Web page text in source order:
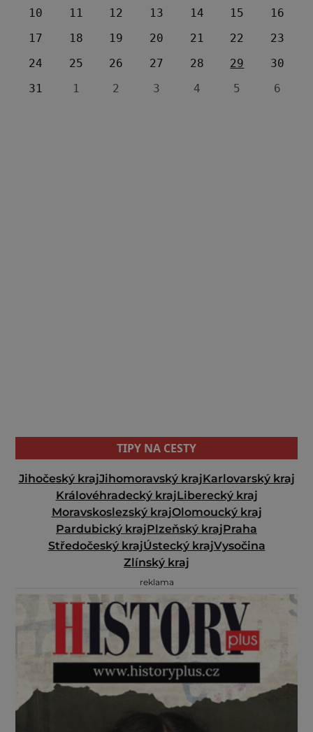
10
11 12 13 14 15
16
17
18 19 20 21 22
23
24
25 26 27 28 29
30
31
1 2 3 4 5 6
TIPY NA CESTY
Jihočeský krajJihomoravský krajKarlovarský kraj
Královéhradecký krajLiberecký kraj
Moravskoslezský krajOlomoucký kraj
Pardubický krajPlzeňský krajPraha
Středočeský krajÚstecký krajVysočina
Zlínský kraj
reklama